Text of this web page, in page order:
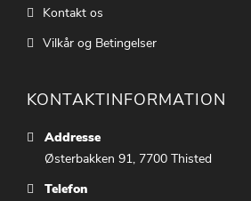
Kontakt os
Vilkår og Betingelser
KONTAKTINFORMATION
Addresse
Østerbakken 91, 7700 Thisted
Telefon